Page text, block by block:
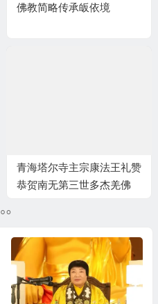
佛教简略传承皈依境
青海塔尔寺主宗康法王礼赞
恭贺南无第三世多杰羌佛